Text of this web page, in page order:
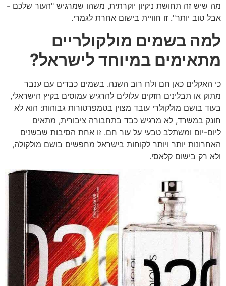
מה שיש זה תחושת ניקיון יוקרתית, משהו שמרגיש "העור שלכם -
אבל טוב יותר". זו חוויית בישום אחרת לגמרי.
למה בשמים מולקולריים
מתאימים במיוחד לישראל?
כי האקלים כאן חם ולח רוב השנה. בשמים כבדים עם ענבר
מתוק או תבלינים חזקים עלולים להרגיש עמוסים בקיץ הישראלי,
בעוד בושם מולקולרי עובד מצוין בטמפרטורות גבוהות: הוא לא
חונק במשרד, לא מרגיש כבד בתחבורה ציבורית, מתאים
ליום-יום ומשתלב טבעי על עור חם. זו אחת הסיבות שבשנים
האחרונות יותר ויותר לקוחות בישראל מחפשים בושם מולקולה,
ולא רק בישום קלאסי.